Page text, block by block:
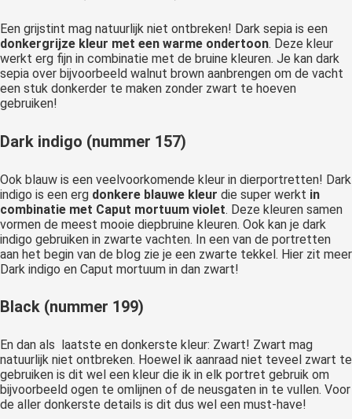
Een grijstint mag natuurlijk niet ontbreken! Dark sepia is een
donkergrijze kleur met een warme ondertoon. Deze kleur
werkt erg fijn in combinatie met de bruine kleuren. Je kan dark
sepia over bijvoorbeeld walnut brown aanbrengen om de vacht
een stuk donkerder te maken zonder zwart te hoeven
gebruiken!
Dark indigo (nummer 157)
Ook blauw is een veelvoorkomende kleur in dierportretten! Dark
indigo is een erg donkere blauwe kleur die super werkt in
combinatie met Caput mortuum violet. Deze kleuren samen
vormen de meest mooie diepbruine kleuren. Ook kan je dark
indigo gebruiken in zwarte vachten. In een van de portretten
aan het begin van de blog zie je een zwarte tekkel. Hier zit meer
Dark indigo en Caput mortuum in dan zwart!
Black (nummer 199)
En dan als laatste en donkerste kleur: Zwart! Zwart mag
natuurlijk niet ontbreken. Hoewel ik aanraad niet teveel zwart te
gebruiken is dit wel een kleur die ik in elk portret gebruik om
bijvoorbeeld ogen te omlijnen of de neusgaten in te vullen. Voor
de aller donkerste details is dit dus wel een must-have!